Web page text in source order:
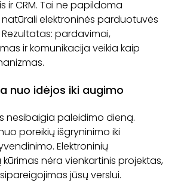
ir CRM. Tai ne papildoma
elektroninės parduotuvės
pardavimai,
ir komunikacija veikia kaip
nuo idėjos iki augimo
nesibaigia paleidimo dieną.
poreikių išgryninimo iki
Elektroninių
nėra vienkartinis projektas,
jūsų verslui.